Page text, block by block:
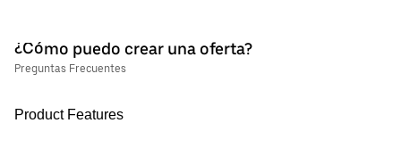
¿Cómo puedo crear una oferta?
Preguntas Frecuentes
Product Features